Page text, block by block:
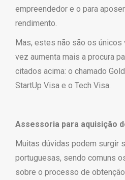
empreendedor e o para
rendimento.
Mas, estes não são os únicos
vez aumenta mais a procura
citados acima: o chamado
StartUp Visa e o Tech Visa.
Assessoria para aquisição
Muitas dúvidas podem surgir
portuguesas, sendo comuns
sobre o processo de